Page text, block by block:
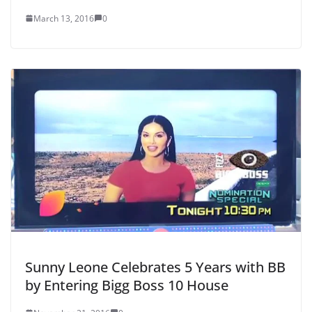
March 13, 2016 0
Sunny Leone Celebrates 5 Years with BB
by Entering Bigg Boss 10 House